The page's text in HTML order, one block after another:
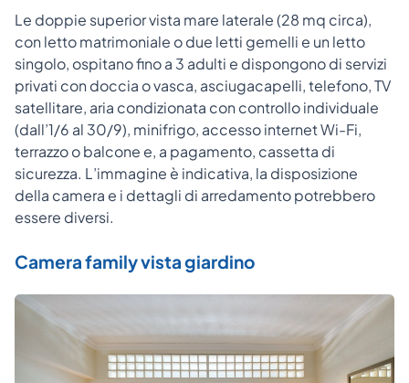
Le doppie superior vista mare laterale (28 mq circa),
con letto matrimoniale o due letti gemelli e un letto
singolo, ospitano fino a 3 adulti e dispongono di servizi
privati con doccia o vasca, asciugacapelli, telefono, TV
satellitare, aria condizionata con controllo individuale
(dall’1/6 al 30/9), minifrigo, accesso internet Wi-Fi,
terrazzo o balcone e, a pagamento, cassetta di
sicurezza. L’immagine è indicativa, la disposizione
della camera e i dettagli di arredamento potrebbero
essere diversi.
Camera family vista giardino